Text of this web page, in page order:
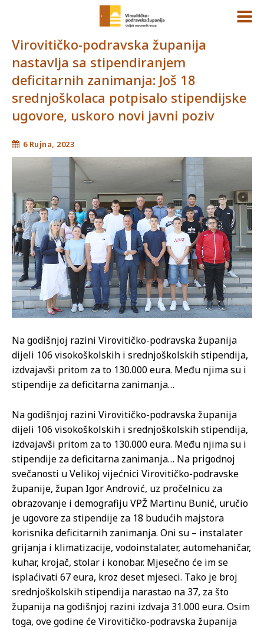
Virovitičko-podravska županija
nastavlja sa stipendiranjem
deficitarnih zanimanja: Još 18
srednjoškolaca potpisalo stipendijske
ugovore, uskoro novi javni poziv
6 Rujna, 2023
Na godišnjoj razini Virovitičko-podravska županija
dijeli 106 visokoškolskih i srednjoškolskih stipendija,
izdvajavši pritom za to 130.000 eura. Među njima su i
stipendije za deficitarna zanimanja…
Na godišnjoj razini Virovitičko-podravska županija
dijeli 106 visokoškolskih i srednjoškolskih stipendija,
izdvajavši pritom za to 130.000 eura. Među njima su i
stipendije za deficitarna zanimanja… Na prigodnoj
svečanosti u Velikoj vijećnici Virovitičko-podravske
županije, župan Igor Andrović, uz pročelnicu za
obrazovanje i demografiju VPŽ Martinu Bunić, uručio
je ugovore za stipendije za 18 budućih majstora
korisnika deficitarnih zanimanja. Oni su – instalater
grijanja i klimatizacije, vodoinstalater, automehaničar,
kuhar, krojač, stolar i konobar. Mjesečno će im se
isplaćivati 67 eura, kroz deset mjeseci. Tako je broj
srednjoškolskih stipendija narastao na 37, za što
županija na godišnjoj razini izdvaja 31.000 eura. Osim
toga, ove godine će Virovitičko-podravska županija